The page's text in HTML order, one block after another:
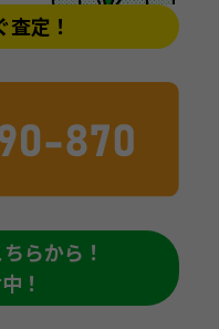
定！
らから！
！